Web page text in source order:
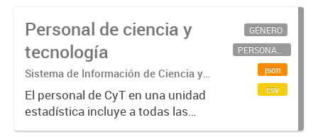
Personal de ciencia y
tecnología
Sistema de Información de Ciencia y
Tecnología Argentino (SICYTAR)
El personal de CyT en una unidad
estadística incluye a todas las
personas involucradas
GÉNERO
PERSONAL CIENTÍFICO-TECNOLÓGICO
json
csv